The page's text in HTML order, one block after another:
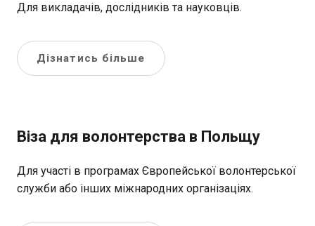
Для викладачів, дослідників та науковців.
Дізнатись більше
Віза для волонтерства в Польщу
Для участі в програмах Європейської волонтерської
служби або інших міжнародних організаціях.